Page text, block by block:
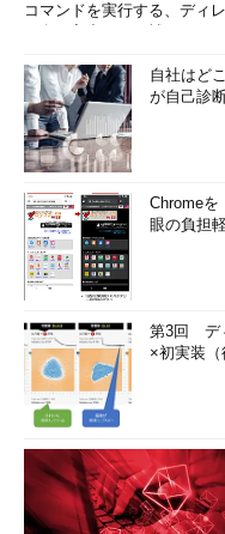
コマンドを実行する、ディ
自社はど
が自己診
Chromeを
眼の負担
第3回 デ
×初実装